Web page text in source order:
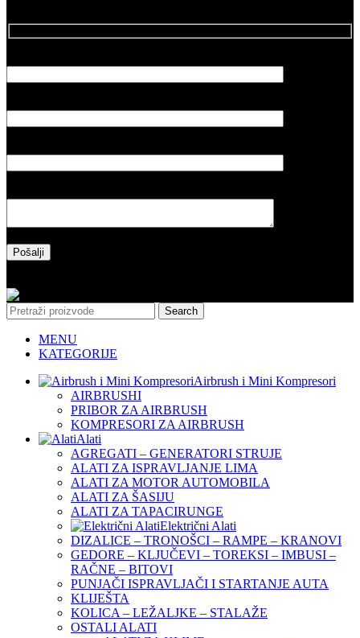
Search
MENU
KATEGORIJE
Airbrush i Mini Kompresori
AIRBRUSHI
PRIBOR ZA AIRBRUSH
KOMPRESORI ZA AIRBRUSH
Alati
AGREGATI – GENERATORI STRUJE
ALATI ZA ISPRAVLJANJE LIMA
ALATI ZA MOTOR AUTOMOBILA
ALATI ZA ŠASIJU
ALATI ZA TAPACIRUNGE
Električni Alati
DIZALICE – TRONOŠCI – RAMPE – KRANOVI
GEDORE – KLJUČEVI – TOREKSI – IMBUSI –
RAČNE – BITOVI
PUNJAČI ISPRAVLJAČI I STARTANJE AUTA
KLIJEŠTA
KOLICA – LEŽALJKE – STALAŽE
OSTALI ALATI